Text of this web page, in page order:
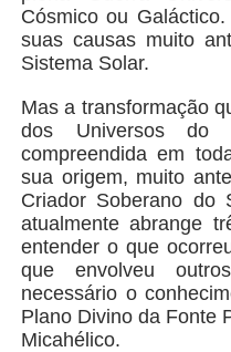
Cósmico ou
suas causas muito
Sistema Solar.
Mas a transformação
dos Universos do
compreendida em
sua origem, muito
Criador Soberano do
atualmente abrange
entender o que
que envolveu
necessário o
Plano Divino da Fonte
Micahélico.